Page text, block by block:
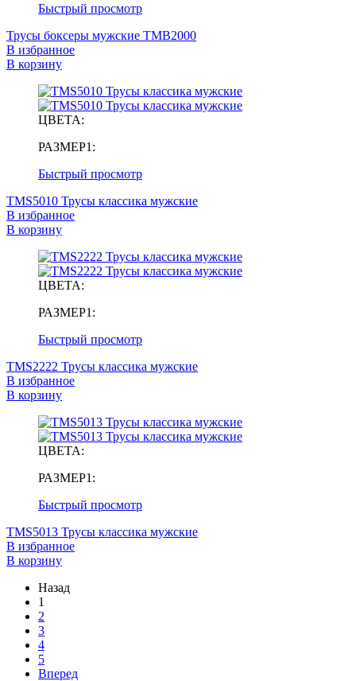
Быстрый просмотр
Трусы боксеры мужские TMB2000
В избранное
В корзину
ЦВЕТА:
РАЗМЕР1:
Быстрый просмотр
TMS5010 Трусы классика мужские
В избранное
В корзину
ЦВЕТА:
РАЗМЕР1:
Быстрый просмотр
TMS2222 Трусы классика мужские
В избранное
В корзину
ЦВЕТА:
РАЗМЕР1:
Быстрый просмотр
TMS5013 Трусы классика мужские
В избранное
В корзину
Назад
1
2
3
4
5
Вперед